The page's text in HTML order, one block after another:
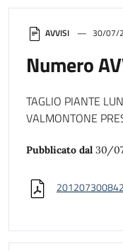
AVVISI 30/07/
Numero
TAGLIO PIANTE
VALMONTONE
Pubblicato dal 30/